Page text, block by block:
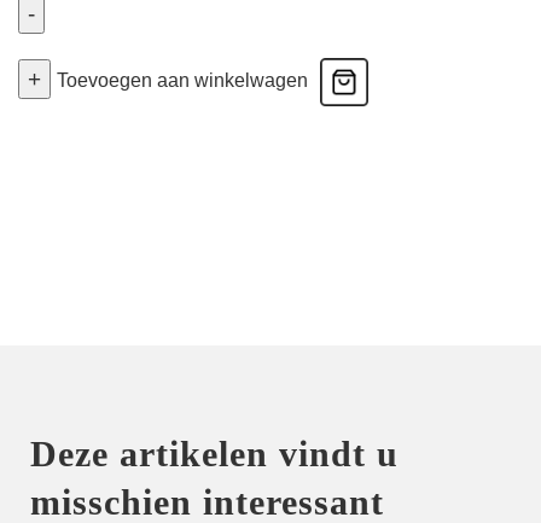
-
Curve
+ Toevoegen aan winkelwagen
Deze artikelen vindt u
misschien interessant